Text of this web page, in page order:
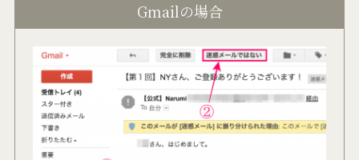
Gmailの場合